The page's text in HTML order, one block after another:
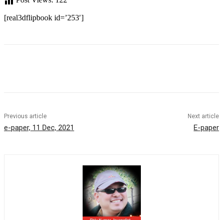
[real3dflipbook id=’253′]
Previous article
e-paper, 11 Dec, 2021
Next article
E-paper